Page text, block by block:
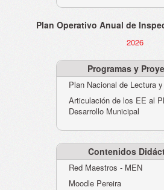
Plan Operativo Anual de
2026
Programas y
Plan Nacional de Lectura
Articulación de los EE al
Desarrollo Municipal
Contenidos
Red Maestros - MEN
Moodle Pereira